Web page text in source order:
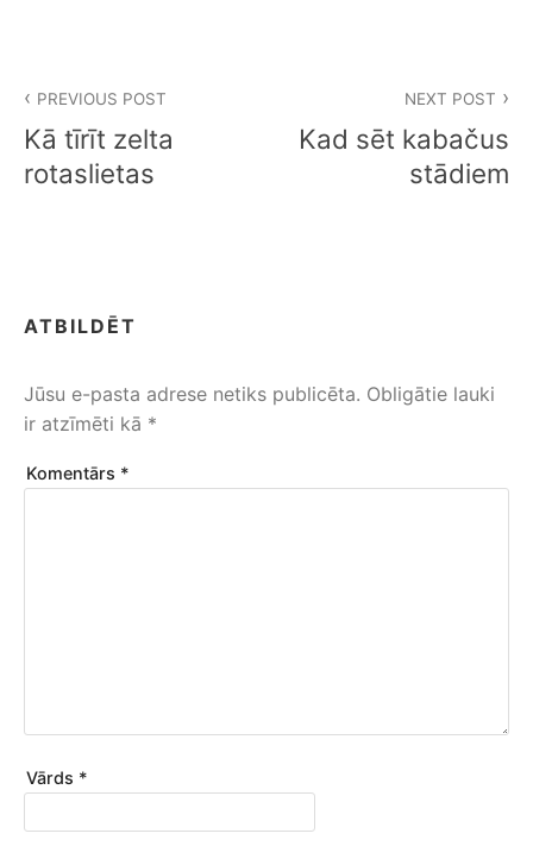
izvēlne
PREVIOUS POST
Kā tīrīt zelta
rotaslietas
NEXT POST
Kad sēt kabačus
stādiem
ATBILDĒT
Jūsu e-pasta adrese netiks publicēta. Obligātie lauki
ir atzīmēti kā *
Komentārs *
Vārds *